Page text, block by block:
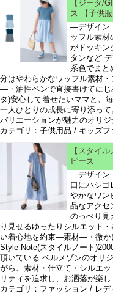
【ジータ/
ス 【子供服
―デザイン
ッフル素材
がドッキン
タンなど
系色でま
分はやわらかなワッフル素材
―・油性ペンで直接書けてにじ
タ)安心して着せたいママと、
一人ひとりの成長に寄り添っ
バリエーションが魅力のオリ
カテゴリ：子供用品 / キッズ
【スタイ
ピース
―デザイン
口にハシゴ
やかなワン
品なアクセ
のっぺり見
り見せるゆったりシルエット
い着心地を約束―素材―・微か
Style Note(スタイルノート
頂いている ベルメゾンのオリ
がら、素材・仕立て・シルエ
リティを追求し、お洒落が楽
カテゴリ：ファッション / レ